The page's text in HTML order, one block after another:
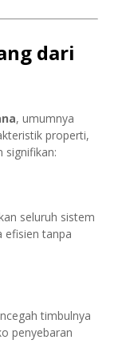
dari
, umumnya
properti,
signifikan:
seluruh sistem
efisien tanpa
timbulnya
penyebaran